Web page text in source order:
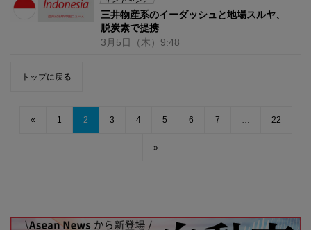
三井物産系のイーダッシュと地場スルヤ、
脱炭素で提携
3月5日 （木） 9:48
トップに戻る
« 1 2 3 4 5 6 7 22
»